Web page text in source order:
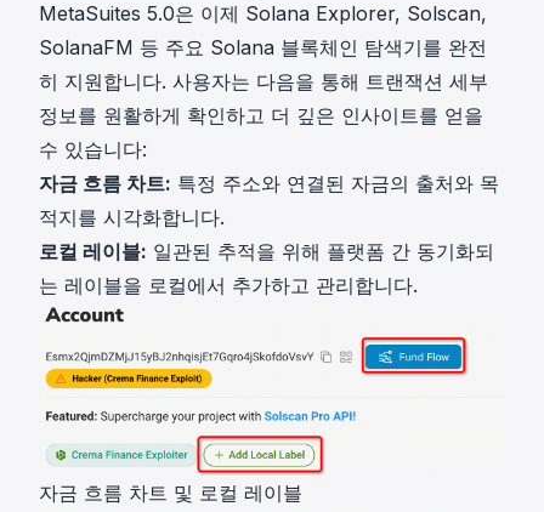
MetaSuites 5.0은 이제 Solana Explorer, Solscan,
SolanaFM 등 주요 Solana 블록체인 탐색기를 완전
히 지원합니다. 사용자는 다음을 통해 트랜잭션 세부
정보를 원활하게 확인하고 더 깊은 인사이트를 얻을
수 있습니다:
자금 흐름 차트: 특정 주소와 연결된 자금의 출처와 목
적지를 시각화합니다.
로컬 레이블: 일관된 추적을 위해 플랫폼 간 동기화되
는 레이블을 로컬에서 추가하고 관리합니다.
자금 흐름 차트 및 로컬 레이블